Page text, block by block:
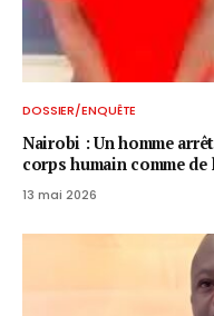
DOSSIER/ENQUÊTE
Nairobi : Un homme
corps humain comme
13 mai 2026